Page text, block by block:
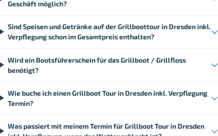
Geschäft möglich?
Sind Speisen und Getränke auf der Grillboottour in Dresden inkl.
Verpflegung schon im Gesamtpreis enthalten?
Wird ein Bootsführerschein für das Grillboot / Grillfloss
benötigt?
Wie buche ich einen Grillboot Tour in Dresden inkl. Verpflegung
Termin?
Was passiert mit meinem Termin für Grillboot Tour in Dresden